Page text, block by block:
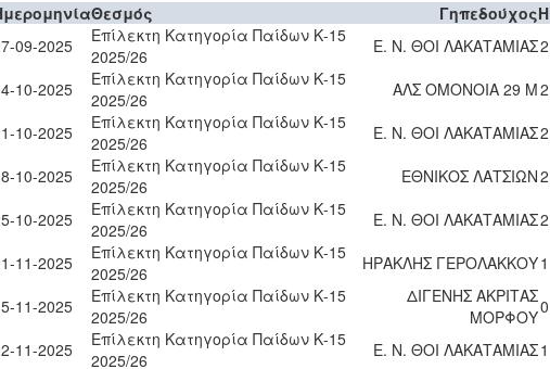
Θεσμός ΓηπεδούχοςH
09-2025
Επίλεκτη Κατηγορία Παίδων Κ-15
2025/26
Ε. Ν. ΘΟΙ ΛΑΚΑΤΑΜΙΑΣ2
10-2025
Επίλεκτη Κατηγορία Παίδων Κ-15
2025/26
ΑΛΣ ΟΜΟΝΟΙΑ 29 Μ2
10-2025
Επίλεκτη Κατηγορία Παίδων Κ-15
2025/26
Ε. Ν. ΘΟΙ ΛΑΚΑΤΑΜΙΑΣ2
10-2025
Επίλεκτη Κατηγορία Παίδων Κ-15
2025/26
ΕΘΝΙΚΟΣ ΛΑΤΣΙΩΝ2
10-2025
Επίλεκτη Κατηγορία Παίδων Κ-15
2025/26
Ε. Ν. ΘΟΙ ΛΑΚΑΤΑΜΙΑΣ2
11-2025
Επίλεκτη Κατηγορία Παίδων Κ-15
2025/26
ΗΡΑΚΛΗΣ ΓΕΡΟΛΑΚΚΟΥ1
11-2025
Επίλεκτη Κατηγορία Παίδων Κ-15
2025/26
ΔΙΓΕΝΗΣ ΑΚΡΙΤΑΣ
ΜΟΡΦΟΥ0
11-2025
Επίλεκτη Κατηγορία Παίδων Κ-15
2025/26
Ε. Ν. ΘΟΙ ΛΑΚΑΤΑΜΙΑΣ1